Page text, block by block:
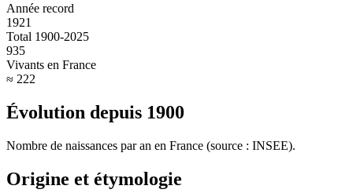
Année record
1921
Total 1900-2025
935
Vivants en France
≈ 222
Évolution depuis 1900
Nombre de naissances par an en France (source : INSEE).
Origine et étymologie